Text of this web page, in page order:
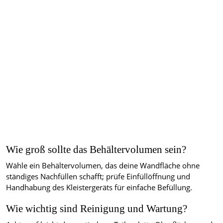
Wie groß sollte das Behältervolumen sein?
Wähle ein Behältervolumen, das deine Wandfläche ohne
ständiges Nachfüllen schafft; prüfe Einfüllöffnung und
Handhabung des Kleistergeräts für einfache Befüllung.
Wie wichtig sind Reinigung und Wartung?